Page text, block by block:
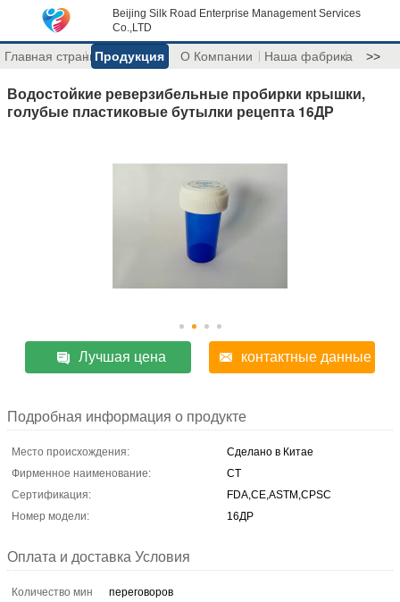
Beijing Silk Road Enterprise Management Services
Co.,LTD
Главная страницаПродукция О Компании Наша фабрика >>
Водостойкие реверзибельные пробирки крышки,
голубые пластиковые бутылки рецепта 16ДР
Лучшая цена контактные данные
Подробная информация о продукте
Место происхождения:
Сделано в Китае
Фирменное наименование:
CT
Сертификация:
FDA,CE,ASTM,CPSC
Номер модели:
16ДР
Оплата и доставка Условия
Количество мин
переговоров